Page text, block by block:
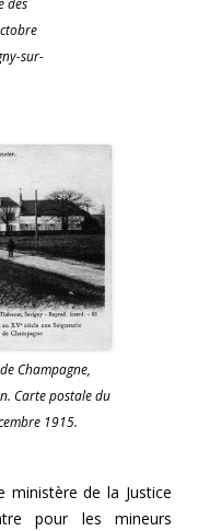
des
sur-
Champagne,
Carte postale du
1915.
ministère de la Justice
pour les mineurs